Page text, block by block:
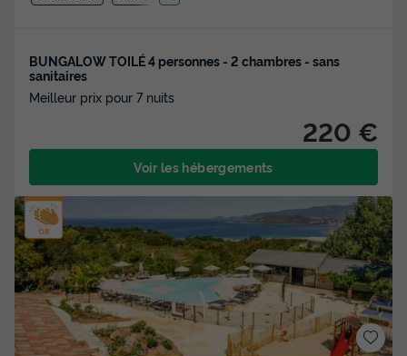
BUNGALOW TOILÉ 4 personnes - 2 chambres - sans
sanitaires
Meilleur prix pour 7 nuits
220 €
Voir les hébergements